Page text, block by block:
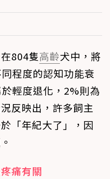
804隻高齡犬中，將
程度的認知功能衰
輕度退化，2%則為
反映出，許多飼主
「年紀大了」，因
痛有關